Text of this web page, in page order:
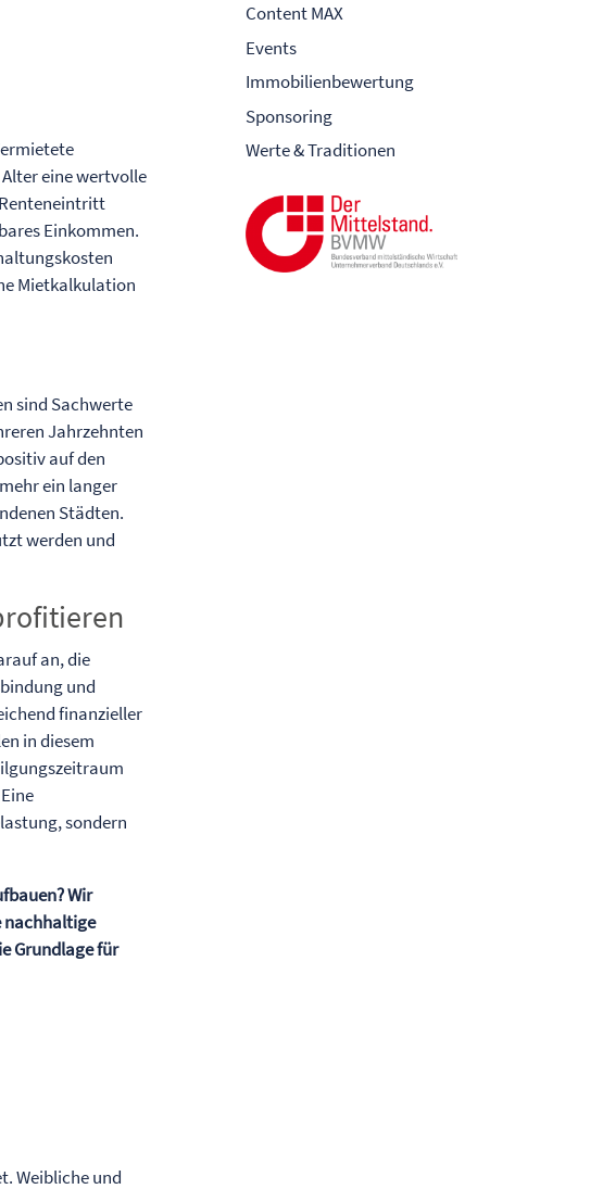
eine wertvolle
Einkommen.
Mietkalkulation
sind Sachwerte
Jahrzehnten
auf den
ein langer
Städten.
werden und
an, die
und
finanzieller
in diesem
sondern
Wir
nachhaltige
Grundlage für
Weibliche und
Content MAX
Events
Immobilienbewertung
Sponsoring
Werte & Traditionen